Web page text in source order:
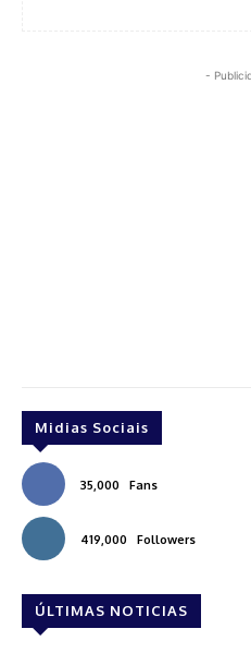
-
Midias Sociais
35,000 Fans
419,000 Followers
ÚLTIMAS NOTICIAS